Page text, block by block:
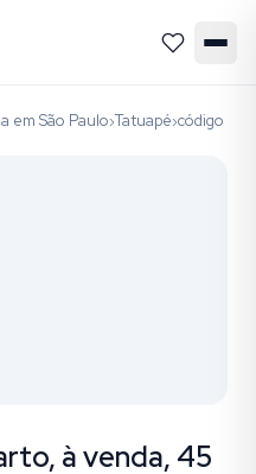
em São Paulo›Tatuapé›código
à venda, 45